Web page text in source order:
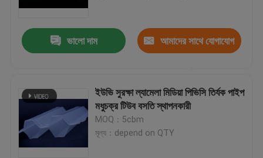
ভালো দাম আমাদের সাথে যোগাযোগ
ইউভি সুরক্ষা ল্যামেলা মিডিয়া পিভিসি তির্যক পাইপ
মধুচক্র টিউব বসতি স্থাপনকারী
MOQ：5cbm
মূল্য：depend on QTY